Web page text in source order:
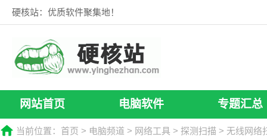
硬核站：优质软件聚集地！
网站首页 电脑软件 专题汇总
当前位置： 首页 > 电脑频道 > 网络工具 > 探测扫描 > 无线网络